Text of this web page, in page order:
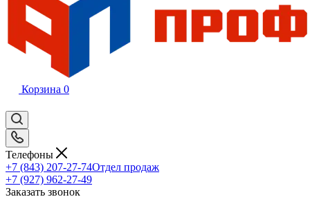
Корзина 0
Телефоны
+7 (843) 207-27-74Отдел продаж
+7 (927) 962-27-49
Заказать звонок